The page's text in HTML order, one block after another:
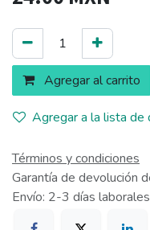
Agregar al carrito
Agregar a la lista de
Términos y condiciones
Garantía de devolución
Envío: 2-3 días laborales